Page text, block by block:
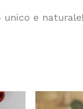
unico e naturale!